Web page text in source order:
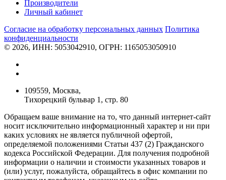
Производители
Личный кабинет
Согласие на обработку персональных данных Политикa
конфиденциальности
© 2026, ИНН: 5053042910, ОГРН: 1165053050910
109559, Москва,
Тихорецкий бульвар 1, стр. 80
Обращаем ваше внимание на то, что данный интернет-сайт
носит исключительно информационный характер и ни при
каких условиях не является публичной офертой,
определяемой положениями Статьи 437 (2) Гражданского
кодекса Российской Федерации. Для получения подробной
информации о наличии и стоимости указанных товаров и
(или) услуг, пожалуйста, обращайтесь в офис компании по